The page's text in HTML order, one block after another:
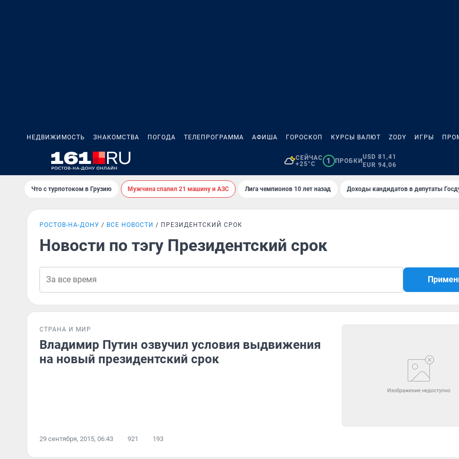
НЕДВИЖИМОСТЬ ЗНАКОМСТВА ПОГОДА ТЕЛЕПРОГРАММА АФИША ГОРОСКОП КУРСЫ ВАЛЮТ ZODY ИГРЫ
СЕЙЧАС
+25°C
1 ПРОБКИ
USD 81,41
EUR 94,06
Что с турпотоком в Грузию Мужчина спалил 21 машину и АЗС Лига чемпионов 10 лет назад Доходы кандидатов в депутаты
РОСТОВ-НА-ДОНУ ВСЕ НОВОСТИ ПРЕЗИДЕНТСКИЙ СРОК
Новости по тэгу Президентский срок
СТРАНА И МИР
Владимир Путин озвучил условия выдвижения
на новый президентский срок
29 сентября, 2015, 06:43 921 193